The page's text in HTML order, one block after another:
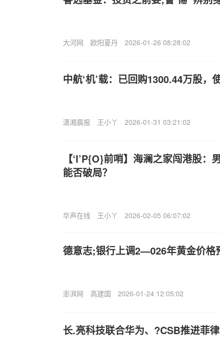
大河网 欧阳夏丹 2026-01-26 08:28:02
中航‘机’载：已回购1300.44万股，
潇湘晨报 王小丫 2026-01-31 03:21:02
【‘I’P{O}前哨】海澜之家闯港股
能否破局？
华声在线 王小丫 2026-02-05 06:07:02
德意志;银行上调2—026年黄金价格
澎湃网 高建国 2026-01-24 12:05:02
长.亮科技联合华为、?CSB推进菲